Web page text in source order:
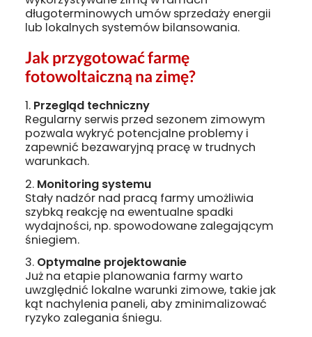
długoterminowych umów sprzedaży energii
lub lokalnych systemów bilansowania.
Jak przygotować farmę
fotowoltaiczną na zimę?
Przegląd techniczny
Regularny serwis przed sezonem zimowym
pozwala wykryć potencjalne problemy i
zapewnić bezawaryjną pracę w trudnych
warunkach.
Monitoring systemu
Stały nadzór nad pracą farmy umożliwia
szybką reakcję na ewentualne spadki
wydajności, np. spowodowane zalegającym
śniegiem.
Optymalne projektowanie
Już na etapie planowania farmy warto
uwzględnić lokalne warunki zimowe, takie jak
kąt nachylenia paneli, aby zminimalizować
ryzyko zalegania śniegu.